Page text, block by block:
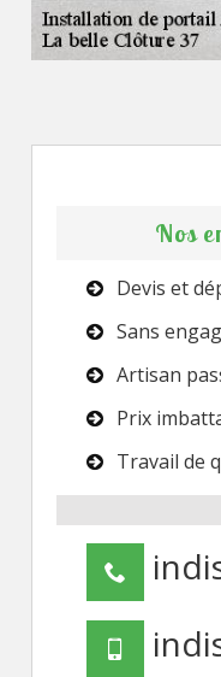
Nos
Devis et
Sans
Artisan
Prix
Travail de